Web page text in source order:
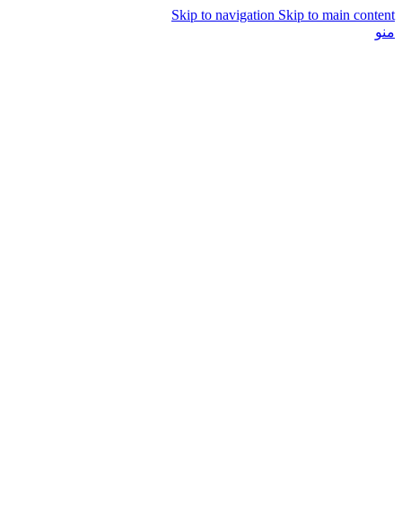
Skip to navigation Skip to main content
منو